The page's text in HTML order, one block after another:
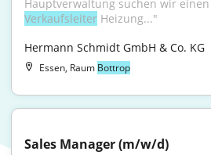
Verkaufsleiter Heizung..."
Hermann Schmidt GmbH & Co. KG
Essen, Raum Bottrop
Sales Manager (m/w/d)